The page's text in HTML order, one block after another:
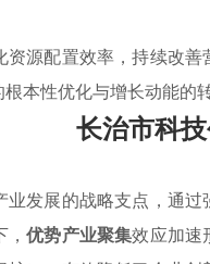
源配置效率，持续改
本性优化与增长动能的
长治市科
发展的战略支点，通
，优势产业聚集效应加速